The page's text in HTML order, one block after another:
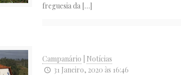
freguesia da […]
Campanário
Notícias
31 Janeiro, 2020 às 16:46